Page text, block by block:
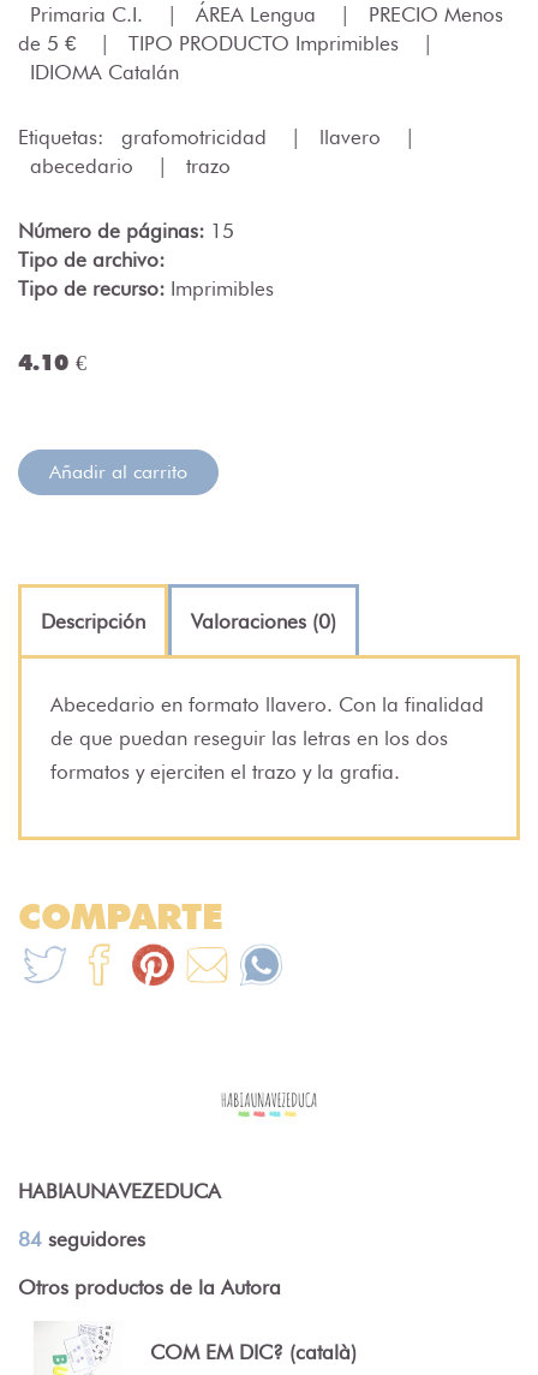
Primaria C.I.
ÁREA Lengua
PRECIO Menos
de 5 €
TIPO PRODUCTO Imprimibles
IDIOMA Catalán
Etiquetas: grafomotricidad llavero
abecedario
trazo
Número de páginas: 15
Tipo de archivo:
Tipo de recurso: Imprimibles
4.10 €
Añadir al carrito
Descripción Valoraciones (0)
Abecedario en formato llavero. Con la finalidad
de que puedan reseguir las letras en los dos
formatos y ejerciten el trazo y la grafia.
COMPARTE
HABIAUNAVEZEDUCA
84 seguidores
Otros productos de la Autora
COM EM DIC? (català)